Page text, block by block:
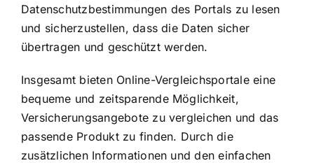
Datenschutzbestimmungen des Portals zu lesen
und sicherzustellen, dass die Daten sicher
übertragen und geschützt werden.
Insgesamt bieten Online-Vergleichsportale eine
bequeme und zeitsparende Möglichkeit,
Versicherungsangebote zu vergleichen und das
passende Produkt zu finden. Durch die
zusätzlichen Informationen und den einfachen